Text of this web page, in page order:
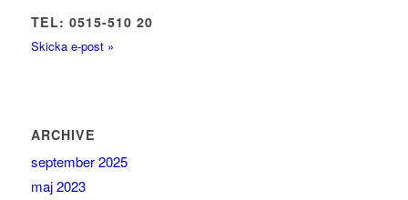
TEL: 0515-510 20
Skicka e-post »
ARCHIVE
september 2025
maj 2023